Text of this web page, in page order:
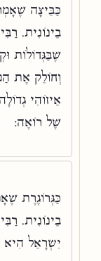
כַּבֵּיצָה
בֵינוֹנִית.
שֶׁבַּגְּדוֹלוֹת
וְחוֹלֵק אֶת
אֵיזוֹהִי
שֶׁל רוֹאֶה:
כַּגְּרוֹגֶרֶת
בֵינוֹנִית.
יִשְׂרָאֵל הִיא